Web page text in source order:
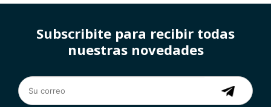
Subscribite para recibir todas